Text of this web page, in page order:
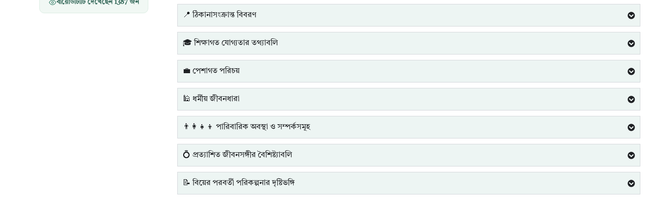
বায়োডাটাটি দেখেছেন 1387জন
📍 ঠিকানাসংক্রান্ত বিবরণ
🎓 শিক্ষাগত যোগ্যতার তথ্যাবলি
💼 পেশাগত পরিচয়
🕌 ধর্মীয় জীবনধারা
👨‍👩‍👧‍👦 পারিবারিক অবস্থা ও সম্পর্কসমূহ
💍 প্রত্যাশিত জীবনসঙ্গীর বৈশিষ্ট্যাবলি
📝 বিয়ের পরবর্তী পরিকল্পনার দৃষ্টিভঙ্গি